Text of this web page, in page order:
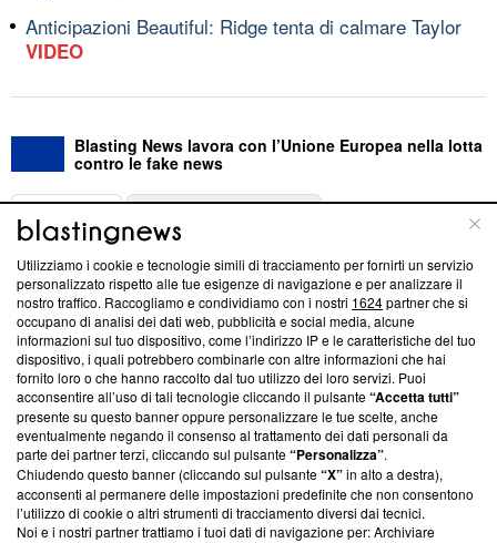
Anticipazioni Beautiful: Ridge tenta di calmare Taylor
VIDEO
Blasting News lavora con l’Unione Europea nella lotta
contro le fake news
ABOUT
Questa sezione offre informazioni trasparenti su Blasting
News, sui nostri processi editoriali e su come ci impegniamo a
creare news di qualità. Inoltre, afferma la nostra aderenza a
‘Trust Project - News with Integrity’Blasting News non è
ancora membro del programma, ma ha richiesto di farne
parte; Trust Project non ha ancora effettuato una verifica di
conformità agli standard.
Su di noi
Team editoriale
Corporate
Utilizziamo i cookie e tecnologie simili di tracciamento per fornirti un servizio
personalizzato rispetto alle tue esigenze di navigazione e per analizzare il
nostro traffico. Raccogliamo e condividiamo con i nostri 1624partner che si
occupano di analisi dei dati web, pubblicità e social media, alcune
informazioni sul tuo dispositivo, come l’indirizzo IP e le caratteristiche del tuo
dispositivo, i quali potrebbero combinarle con altre informazioni che hai
fornito loro o che hanno raccolto dal tuo utilizzo dei loro servizi. Puoi
acconsentire all’uso di tali tecnologie cliccando il pulsante“Accetta tutti”
presente su questo banner oppure personalizzare le tue scelte, anche
eventualmente negando il consenso al trattamento dei dati personali da
parte dei partner terzi, cliccando sul pulsante“Personalizza”.
Chiudendo questo banner (cliccando sul pulsante“X”in alto a destra),
acconsenti al permanere delle impostazioni predefinite che non consentono
l’utilizzo di cookie o altri strumenti di tracciamento diversi dai tecnici.
Noi e i nostri partner trattiamo i tuoi dati di navigazione per: Archiviare